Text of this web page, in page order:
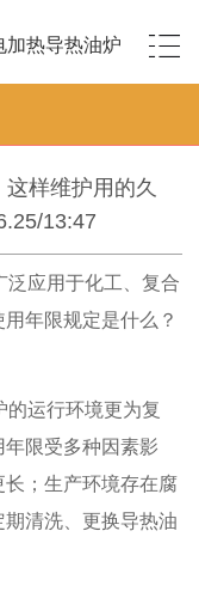
加热导热油炉
样维护用的久
13:47
泛应用于化工、复合
年限规定是什么？
的运行环境更为复
限受多种因素影
；生产环境存在腐
清洗、更换导热油